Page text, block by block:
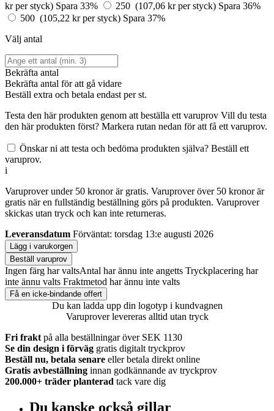
kr per styck) Spara 33% 250 (107,06 kr per styck) Spara 36%
500 (105,22 kr per styck) Spara 37%
Välj antal
Bekräfta antal
Bekräfta antal för att gå vidare
Beställ extra och betala endast per st.
Testa den här produkten genom att beställa ett varuprov Vill du testa
den här produkten först? Markera rutan nedan för att få ett varuprov.
Önskar ni att testa och bedöma produkten själva? Beställ ett
varuprov.
i
Varuprover under 50 kronor är gratis. Varuprover över 50 kronor är
gratis när en fullständig beställning görs på produkten. Varuprover
skickas utan tryck och kan inte returneras.
Leveransdatum Förväntat: torsdag 13:e augusti 2026
Lägg i varukorgen
Beställ varuprov
Ingen färg har valtsAntal har ännu inte angetts Tryckplacering har
inte ännu valts Fraktmetod har ännu inte valts
Få en icke-bindande offert
Du kan ladda upp din logotyp i kundvagnen
Varuprover levereras alltid utan tryck
Fri frakt på alla beställningar över SEK 1130
Se din design i förväg gratis digitalt tryckprov
Beställ nu, betala senare eller betala direkt online
Gratis avbeställning innan godkännande av tryckprov
200.000+ träder planterad tack vare dig
Du kanske också gillar